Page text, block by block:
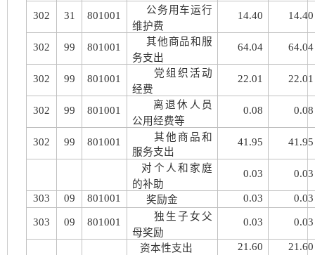
302 31 801001
公务用车运行
维护费
14.40 14.40
302 99 801001
其他商品和服
务支出
64.04 64.04
302 99 801001
党组织活动
经费
22.01 22.01
302 99 801001
离退休人员
公用经费等
0.08 0.08
302 99 801001
其他商品和
服务支出
41.95 41.95
对个人和家庭
的补助
0.03 0.03
303 09 801001 奖励金 0.03 0.03
303 09 801001
独生子女父
母奖励
0.03 0.03
资本性支出 21.60
21.60